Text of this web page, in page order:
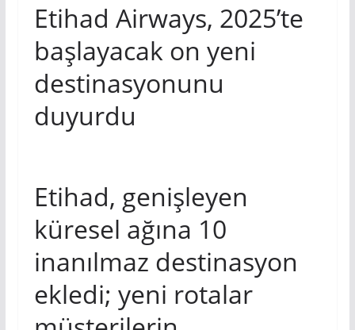
Etihad Airways, 2025’te
başlayacak on yeni
destinasyonunu
duyurdu
Etihad, genişleyen
küresel ağına 10
inanılmaz destinasyon
ekledi; yeni rotalar